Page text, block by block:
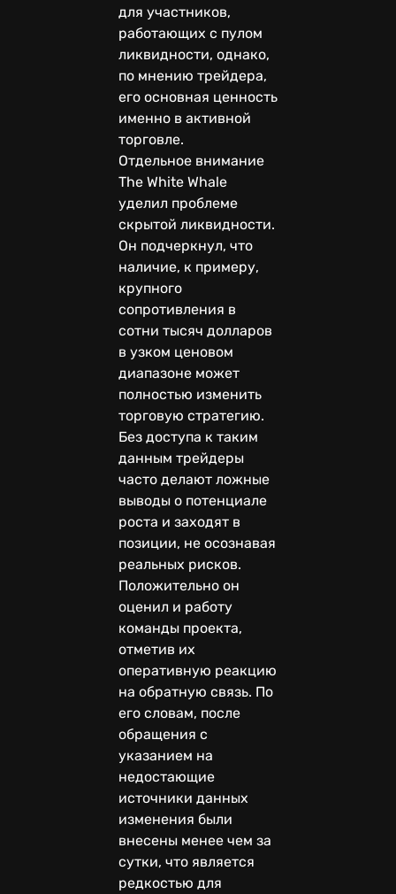
для участников,
работающих с пулом
ликвидности, однако,
по мнению трейдера,
его основная ценность
именно в активной
торговле.
Отдельное внимание
The White Whale
уделил проблеме
скрытой ликвидности.
Он подчеркнул, что
наличие, к примеру,
крупного
сопротивления в
сотни тысяч долларов
в узком ценовом
диапазоне может
полностью изменить
торговую стратегию.
Без доступа к таким
данным трейдеры
часто делают ложные
выводы о потенциале
роста и заходят в
позиции, не осознавая
реальных рисков.
Положительно он
оценил и работу
команды проекта,
отметив их
оперативную реакцию
на обратную связь. По
его словам, после
обращения с
указанием на
недостающие
источники данных
изменения были
внесены менее чем за
сутки, что является
редкостью для